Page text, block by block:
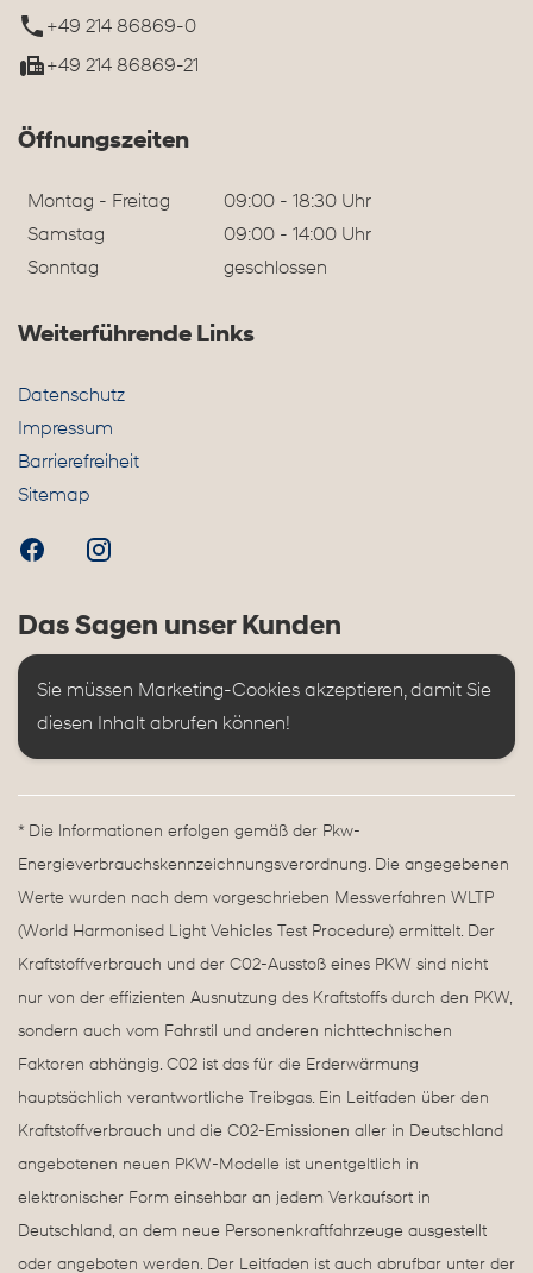
+49 214 86869-0
+49 214 86869-21
Öffnungszeiten
Montag - Freitag
09:00 - 18:30 Uhr
Samstag
09:00 - 14:00 Uhr
Sonntag
geschlossen
Weiterführende Links
Datenschutz
Impressum
Barrierefreiheit
Sitemap
Das Sagen unser Kunden
Sie müssen Marketing-Cookies akzeptieren, damit Sie
diesen Inhalt abrufen können!
* Die Informationen erfolgen gemäß der Pkw-
Energieverbrauchskennzeichnungsverordnung. Die angegebenen
Werte wurden nach dem vorgeschrieben Messverfahren WLTP
(World Harmonised Light Vehicles Test Procedure) ermittelt. Der
Kraftstoffverbrauch und der C02-Ausstoß eines PKW sind nicht
nur von der effizienten Ausnutzung des Kraftstoffs durch den PKW,
sondern auch vom Fahrstil und anderen nichttechnischen
Faktoren abhängig. C02 ist das für die Erderwärmung
hauptsächlich verantwortliche Treibgas. Ein Leitfaden über den
Kraftstoffverbrauch und die C02-Emissionen aller in Deutschland
angebotenen neuen PKW-Modelle ist unentgeltlich in
elektronischer Form einsehbar an jedem Verkaufsort in
Deutschland, an dem neue Personenkraftfahrzeuge ausgestellt
oder angeboten werden. Der Leitfaden ist auch abrufbar unter der